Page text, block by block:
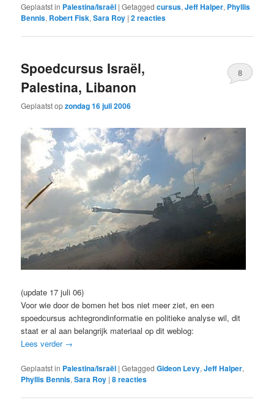
Geplaatst in Palestina/Israël |Getagged cursus,Jeff Halper, Phyllis
Bennis, Robert Fisk,Sara Roy |2reacties
Spoedcursus Israël,
Palestina, Libanon
Geplaatst opzondag 16 juli 2006
8
(update 17 juli 06)
Voor wie door de bomen het bos niet meer ziet, en een
spoedcursus achtegrondinformatie en politieke analyse wil, dit
staat er al aan belangrijk materiaal op dit weblog:
Lees verder →
Geplaatst in Palestina/Israël |Getagged Gideon Levy,Jeff Halper,
Phyllis Bennis,Sara Roy |8reacties